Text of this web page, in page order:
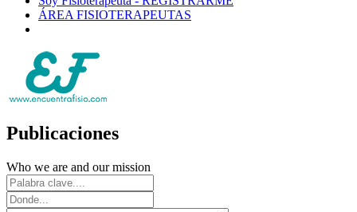
ÁREA FISIOTERAPEUTAS
Publicaciones
Who we are and our mission